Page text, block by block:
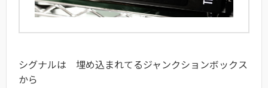
シグナルは 埋め込まれてるジャンクションボックス
から